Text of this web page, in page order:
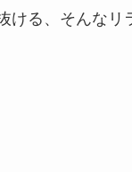
る、そんなリ